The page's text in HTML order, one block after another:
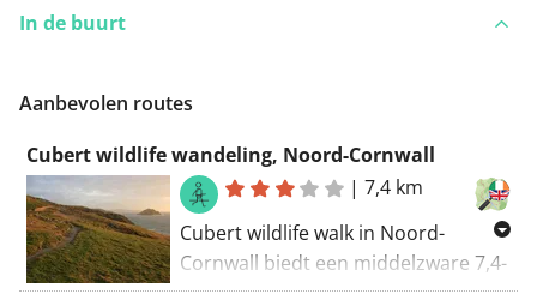
In de buurt
Aanbevolen routes
Cubert wildlife wandeling, Noord-Cornwall
|7,4 km
Cubert wildlife walk in Noord-
Cornwall biedt een middelzware 7,4-